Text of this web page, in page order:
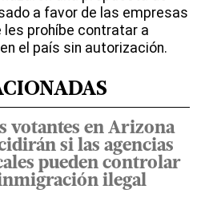
a favor de las empresas
les prohíbe contratar a
el país sin autorización.
votantes en Arizona
si las agencias
pueden controlar
ilegal